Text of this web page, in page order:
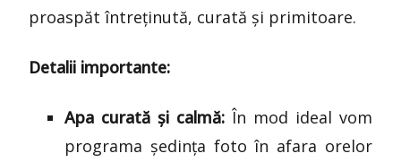
proaspăt întreținută, curată și primitoare.
Detalii importante:
Apa curată și calmă: În mod ideal vom
programa ședința foto în afara orelor